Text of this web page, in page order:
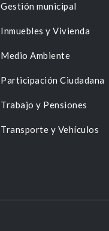
Gestión municipal
Inmuebles y Vivienda
Medio Ambiente
Participación Ciudadana
Trabajo y Pensiones
Transporte y Vehículos